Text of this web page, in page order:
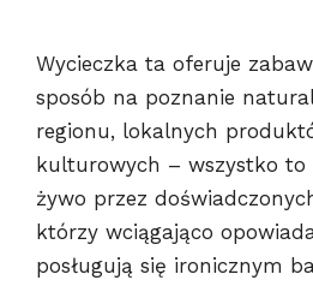
Wycieczka ta oferuje
sposób na poznanie
regionu, lokalnych
kulturowych – wszystko to
żywo przez
którzy wciągająco
posługują się ironicznym